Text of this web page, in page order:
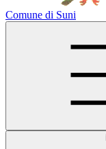
Comune di Suni